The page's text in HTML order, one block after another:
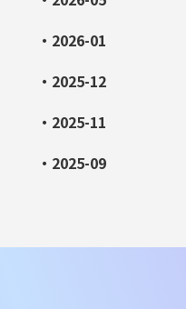
・2026-01
・2025-12
・2025-11
・2025-09